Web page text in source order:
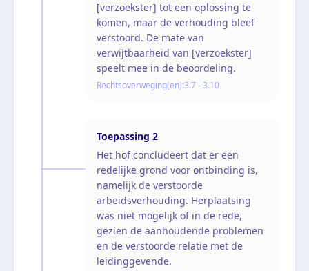
[verzoekster] tot een oplossing te
komen, maar de verhouding bleef
verstoord. De mate van
verwijtbaarheid van [verzoekster]
speelt mee in de beoordeling.
Rechtsoverweging(en):3.7 - 3.10
Toepassing 2
Het hof concludeert dat er een
redelijke grond voor ontbinding is,
namelijk de verstoorde
arbeidsverhouding. Herplaatsing
was niet mogelijk of in de rede,
gezien de aanhoudende problemen
en de verstoorde relatie met de
leidinggevende.